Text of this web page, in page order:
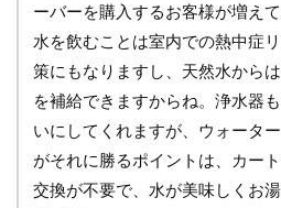
ーバーを購入するお客様が増えて
水を飲むことは室内での熱中症
策にもなりますし、天然水から
を補給できますからね。浄水器
いにしてくれますが、ウォータ
がそれに勝るポイントは、カー
交換が不要で、水が美味しくお